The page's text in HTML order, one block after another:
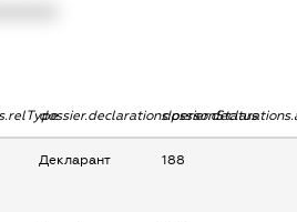
dossier.declarations.personStatus
Декларант 188